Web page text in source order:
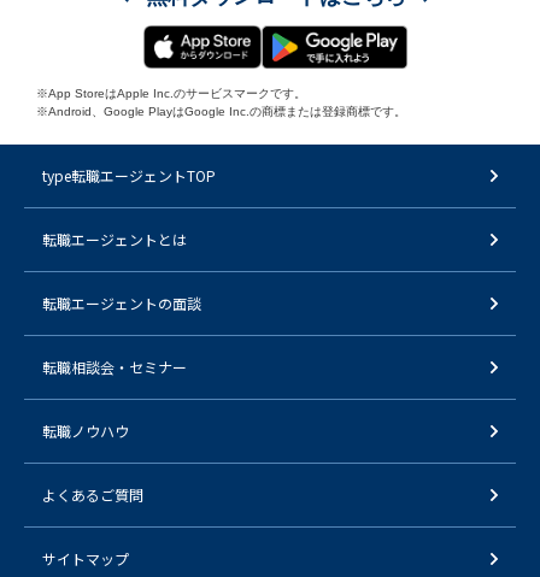
※App StoreはApple Inc.のサービスマークです。
※Android、Google PlayはGoogle Inc.の商標または登録商標です。
type転職エージェントTOP
転職エージェントとは
転職エージェントの面談
転職相談会・セミナー
転職ノウハウ
よくあるご質問
サイトマップ